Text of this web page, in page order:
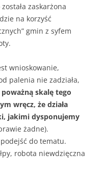
zaskarżona
na korzyść
gmin z syfem
wnioskowanie,
palenia nie zadziała,
skalę tego
wręcz, że działa
jakimi dysponujemy
żadne).
do tematu.
robota niewdzięczna